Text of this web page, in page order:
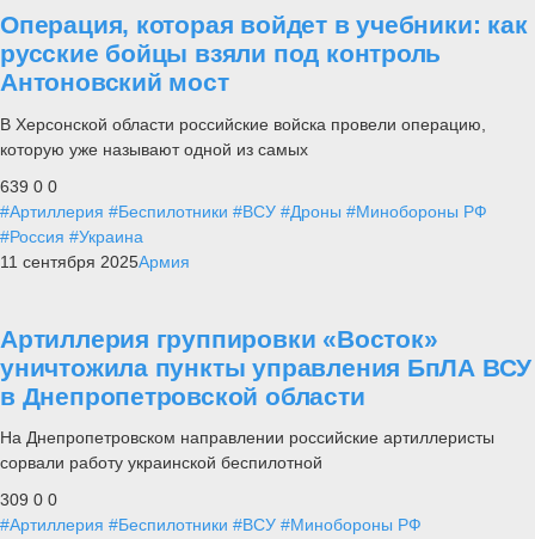
Операция, которая войдет в учебники: как
русские бойцы взяли под контроль
Антоновский мост
В Херсонской области российские войска провели операцию,
которую уже называют одной из самых
639 0 0
#Артиллерия #Беспилотники #ВСУ #Дроны #Минобороны РФ
#Россия #Украина
11 сентября 2025Армия
Артиллерия группировки «Восток»
уничтожила пункты управления БпЛА ВСУ
в Днепропетровской области
На Днепропетровском направлении российские артиллеристы
сорвали работу украинской беспилотной
309 0 0
#Артиллерия #Беспилотники #ВСУ #Минобороны РФ